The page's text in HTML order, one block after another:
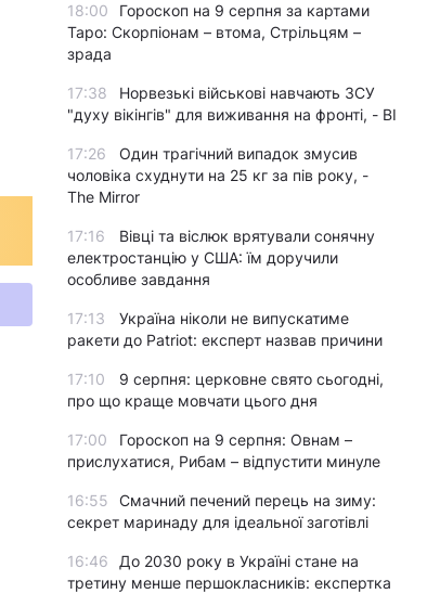
18:00
Гороскоп на 9 серпня за картами
Таро: Скорпіонам – втома, Стрільцям –
зрада
17:38
Норвезькі військові навчають ЗСУ
"духу вікінгів" для виживання на фронті, - BI
17:26
Один трагічний випадок змусив
чоловіка схуднути на 25 кг за пів року, -
The Mirror
17:16
Вівці та віслюк врятували сонячну
електростанцію у США: їм доручили
особливе завдання
17:13
Україна ніколи не випускатиме
ракети до Patriot: експерт назвав причини
17:10
9 серпня: церковне свято сьогодні,
про що краще мовчати цього дня
17:00
Гороскоп на 9 серпня: Овнам –
прислухатися, Рибам – відпустити минуле
16:55
Смачний печений перець на зиму:
секрет маринаду для ідеальної заготівлі
16:46
До 2030 року в Україні стане на
третину менше першокласників: експертка